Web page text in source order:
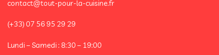
contact@tout-pour-la-cuisine.fr
(+33) 07 56 95 29 29
Lundi – Samedi : 8:30 – 19:00